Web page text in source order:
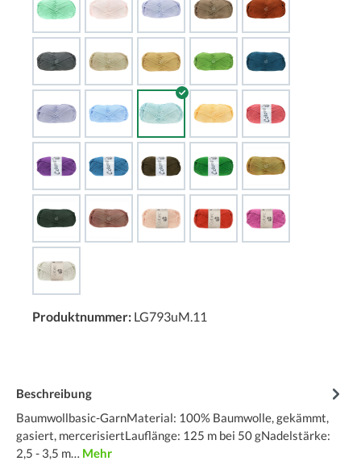
Produktnummer: LG793uM.11
Beschreibung
Baumwollbasic-GarnMaterial: 100% Baumwolle, gekämmt,
gasiert, mercerisiertLauflänge: 125 m bei 50 gNadelstärke:
2,5 - 3,5 m… Mehr